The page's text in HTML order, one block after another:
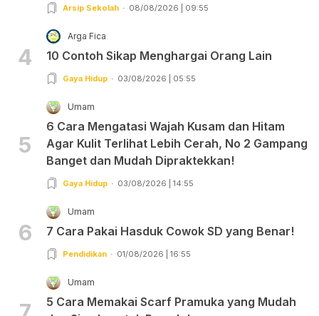
Arsip Sekolah 08/08/2026 | 09:55
4
Arga Fica
10 Contoh Sikap Menghargai Orang Lain
Gaya Hidup 03/08/2026 | 05:55
5
Umam
6 Cara Mengatasi Wajah Kusam dan Hitam
Agar Kulit Terlihat Lebih Cerah, No 2 Gampang
Banget dan Mudah Dipraktekkan!
Gaya Hidup 03/08/2026 | 14:55
6
Umam
7 Cara Pakai Hasduk Cowok SD yang Benar!
Pendidikan 01/08/2026 | 16:55
Umam
5 Cara Memakai Scarf Pramuka yang Mudah